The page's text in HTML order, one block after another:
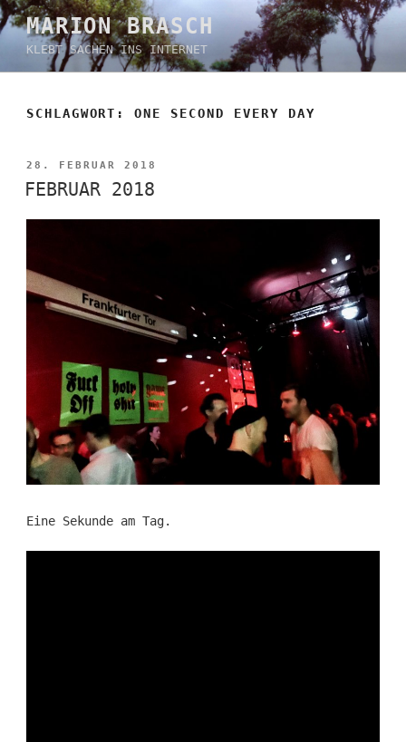
Zum
Inhalt
springen
MARION BRASCH
KLEBT SACHEN INS INTERNET
SCHLAGWORT:ONE SECOND EVERY DAY
VERÖFFENTLICHT
AM
28. FEBRUAR 2018
FEBRUAR 2018
Eine Sekunde am Tag.